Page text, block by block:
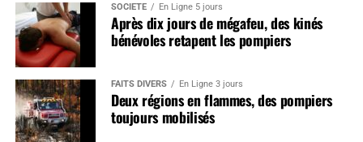
SOCIÉTÉ En Ligne 5 jours
Après dix jours de mégafeu, des kinés
bénévoles retapent les pompiers
FAITS DIVERS En Ligne 3 jours
Deux régions en flammes, des pompiers
toujours mobilisés